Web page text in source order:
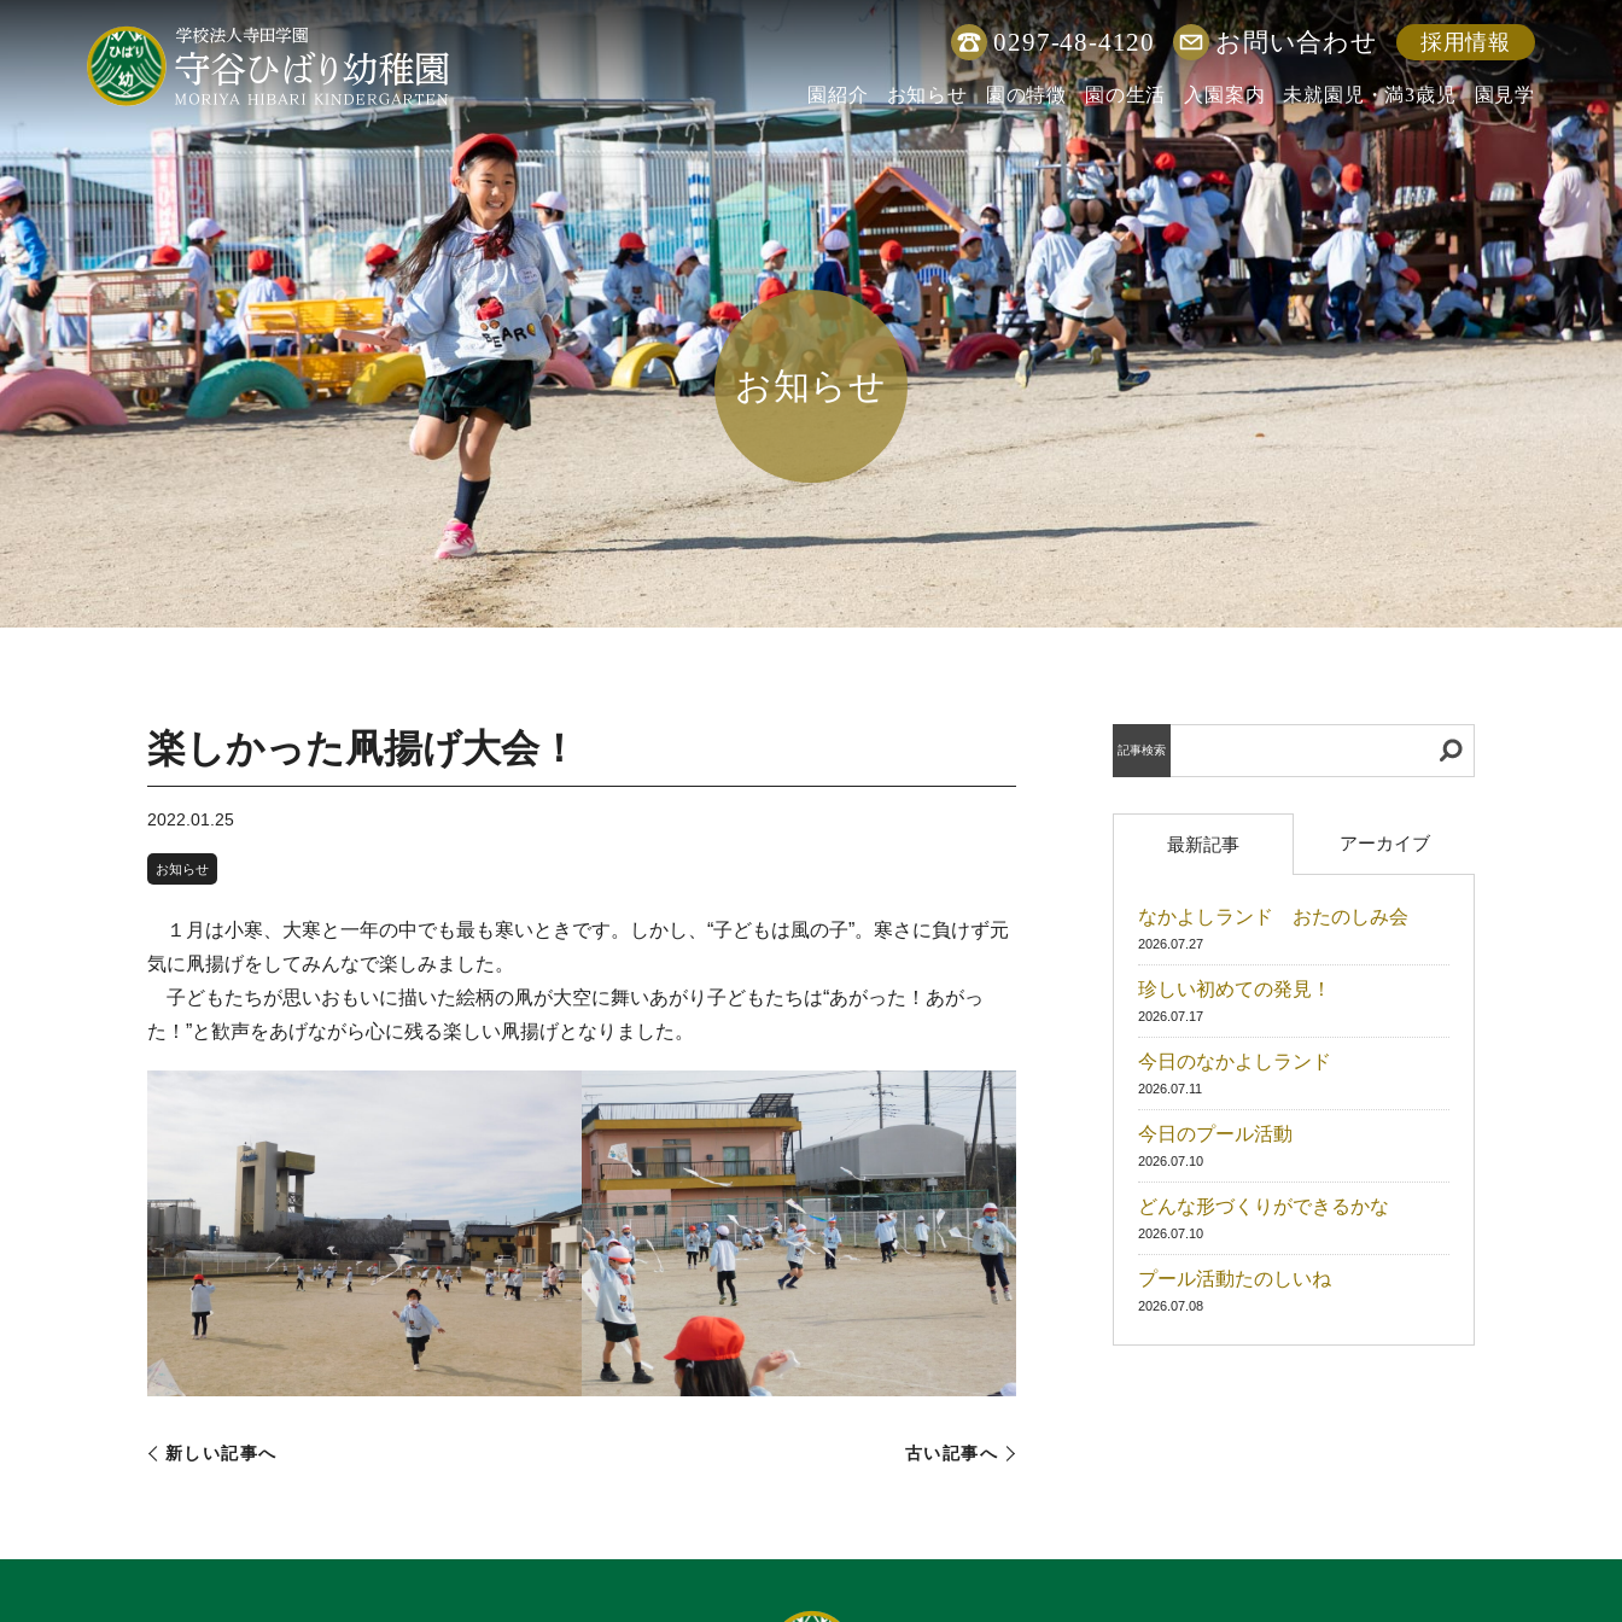
0297-48-4120 お問い合わせ 採用情報
園紹介 お知らせ 園の特徴 園の生活 入園案内 未就園児・満3歳児 園見学
お知らせ
楽しかった凧揚げ大会！
2022.01.25
お知らせ
１月は小寒、大寒と一年の中でも最も寒いときです。しかし、“子どもは風の子”。寒さに負けず元
気に凧揚げをしてみんなで楽しみました。
子どもたちが思いおもいに描いた絵柄の凧が大空に舞いあがり子どもたちは“あがった！あがっ
た！”と歓声をあげながら心に残る楽しい凧揚げとなりました。
新しい記事へ 古い記事へ
記事検索
最新記事 アーカイブ
なかよしランド おたのしみ会
2026.07.27
珍しい初めての発見！
2026.07.17
今日のなかよしランド
2026.07.11
今日のプール活動
2026.07.10
どんな形づくりができるかな
2026.07.10
プール活動たのしいね
2026.07.08